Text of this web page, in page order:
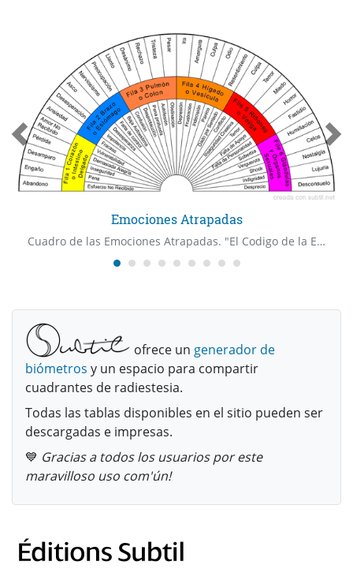
Emociones Atrapadas
Cuadro de las Emociones Atrapadas. "El Codigo de la Emocion" Dr Bradley Nelson
ofrece un generador de
biómetros y un espacio para compartir
cuadrantes de radiestesia.
Todas las tablas disponibles en el sitio pueden ser
descargadas e impresas.
💙 Gracias a todos los usuarios por este
maravilloso uso com'ún!